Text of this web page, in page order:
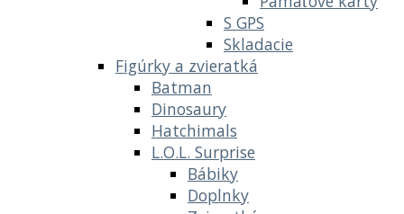
S GPS
Skladacie
Figúrky a zvieratká
Batman
Dinosaury
Hatchimals
L.O.L. Surprise
Bábiky
Doplnky